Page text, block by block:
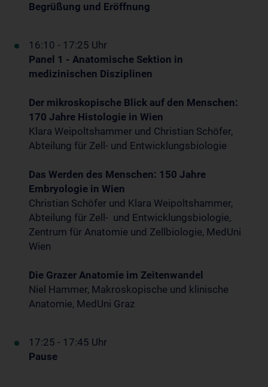
Begrüßung und Eröffnung
16:10 - 17:25 Uhr
Panel 1 - Anatomische Sektion in
medizinischen Disziplinen
Der mikroskopische Blick auf den Menschen:
170 Jahre Histologie in Wien
Klara Weipoltshammer und Christian Schöfer,
Abteilung für Zell- und Entwicklungsbiologie
Das Werden des Menschen: 150 Jahre
Embryologie in Wien
Christian Schöfer und Klara Weipoltshammer,
Abteilung für Zell- und Entwicklungsbiologie,
Zentrum für Anatomie und Zellbiologie, MedUni
Wien
Die Grazer Anatomie im Zeitenwandel
Niel Hammer, Makroskopische und klinische
Anatomie, MedUni Graz
17:25 - 17:45 Uhr
Pause